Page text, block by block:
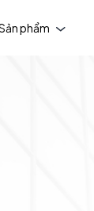
phẩm